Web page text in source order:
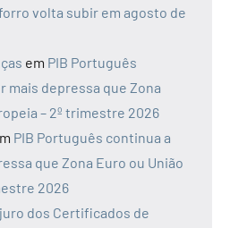
volta subir em agosto de
em PIB Português
mais depressa que Zona
– 2º trimestre 2026
PIB Português continua a
que Zona Euro ou União
2026
dos Certificados de